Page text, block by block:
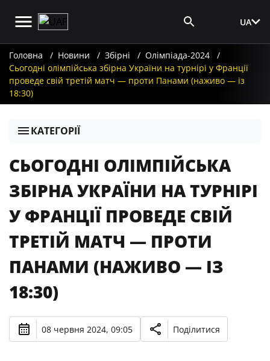
UA
Головна Новини Збірні
Олімпіада-2024
Сьогодні олімпійська збірна України на турнірі у Франції
проведе свій третій матч — проти Панами (наживо — із
18:30)
КАТЕГОРІЇ
СЬОГОДНІ ОЛІМПІЙСЬКА
ЗБІРНА УКРАЇНИ НА ТУРНІРІ
У ФРАНЦІЇ ПРОВЕДЕ СВІЙ
ТРЕТІЙ МАТЧ — ПРОТИ
ПАНАМИ (НАЖИВО — ІЗ
18:30)
08 червня 2024, 09:05 Поділитися